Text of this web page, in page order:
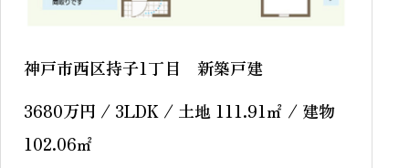
神戸市西区持子1丁目 新築戸建
3680万円 / 3LDK / 土地 111.91㎡ / 建物
102.06㎡